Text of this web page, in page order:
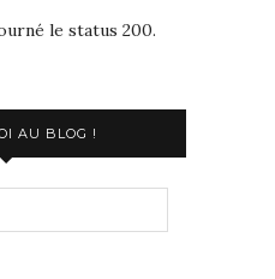
le status 200.
AU BLOG !